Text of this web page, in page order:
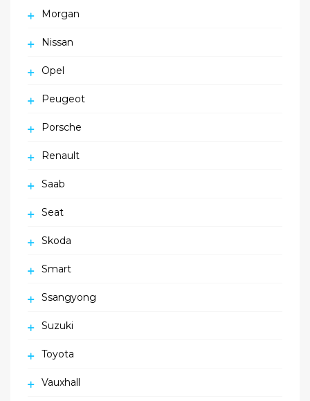
Morgan
Nissan
Opel
Peugeot
Porsche
Renault
Saab
Seat
Skoda
Smart
Ssangyong
Suzuki
Toyota
Vauxhall